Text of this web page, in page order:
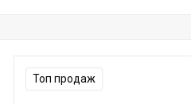
Топ продаж